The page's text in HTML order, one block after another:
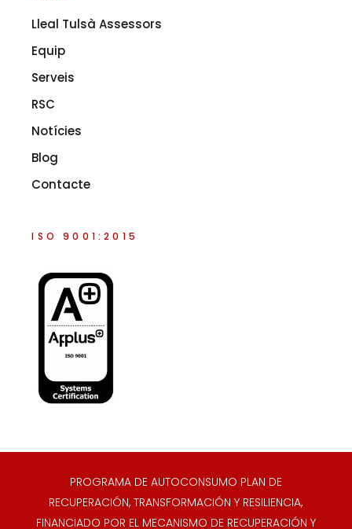
Lleal Tulsà Assessors
Equip
Serveis
RSC
Notícies
Blog
Contacte
ISO 9001:2015
PROGRAMA DE AUTOCONSUMO PLAN DE
RECUPERACIÓN, TRANSFORMACIÓN Y RESILIENCIA,
FINANCIADO POR EL MECANISMO DE RECUPERACIÓN Y